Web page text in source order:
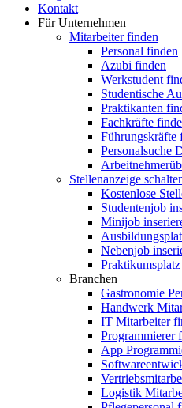
Kontakt
Für Unternehmen
Mitarbeiter finden
Personal finden
Azubi finden
Werkstudent
Studentische
Praktikanten
Fachkräfte
Führungskräfte
Personalsuche
Stellenanzeige
Kostenlose
Studentenjob
Minijob
Nebenjob
Branchen
Gastronomie
Handwerk
IT Mitarbeiter
Programmierer
App
Logistik